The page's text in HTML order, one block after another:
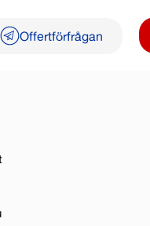
Offertförfrågan